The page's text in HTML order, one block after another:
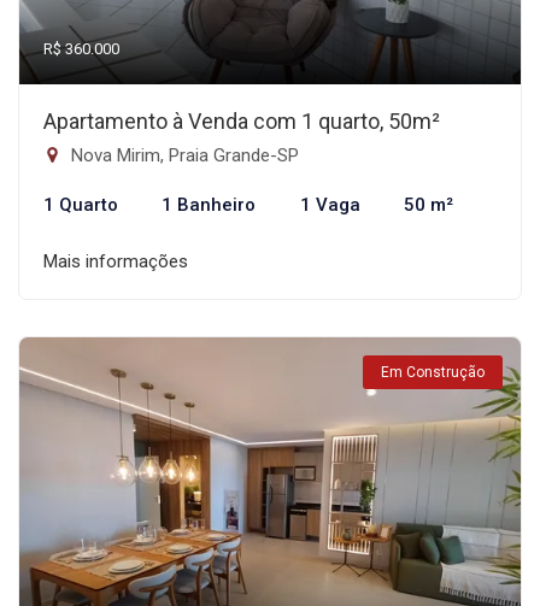
R$ 360.000
Apartamento à Venda com 1 quarto, 50m²
Nova Mirim, Praia Grande-SP
1 Quarto 1 Banheiro 1 Vaga 50 m²
Mais informações
Em Construção